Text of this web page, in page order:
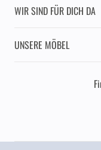
WIR SIND FÜR DICH DA
UNSERE MÖBEL